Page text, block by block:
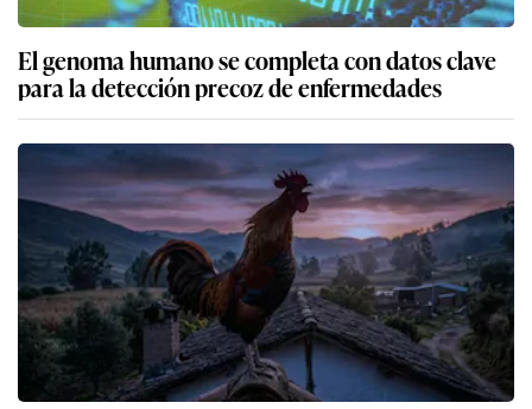
El genoma humano se completa con datos clave
para la detección precoz de enfermedades